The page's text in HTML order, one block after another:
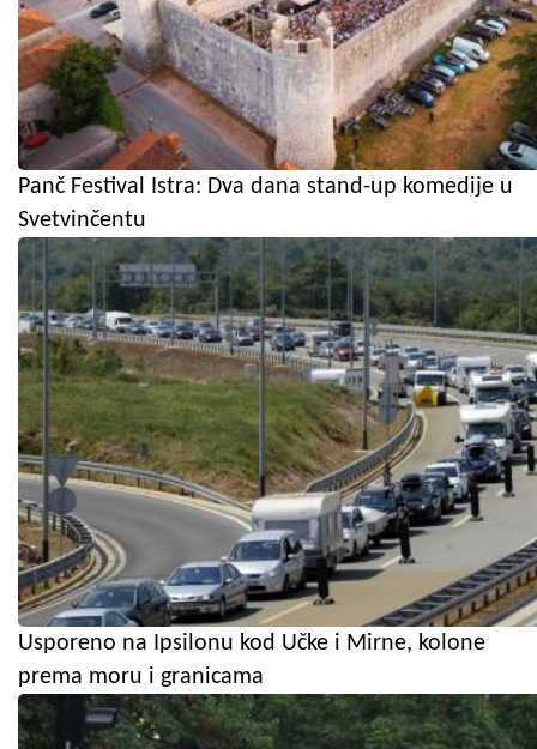
Panč Festival Istra: Dva dana stand-up komedije u
Svetvinčentu
Usporeno na Ipsilonu kod Učke i Mirne, kolone
prema moru i granicama